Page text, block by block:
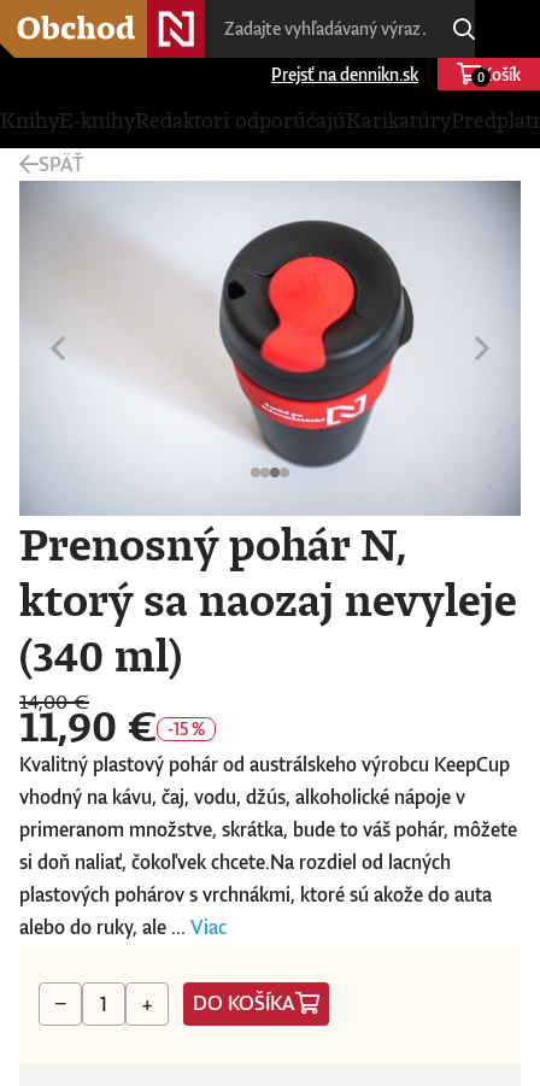
Prejsť na dennikn.sk Košík
0
KnihyE-knihyRedaktori odporúčajúKarikatúry
SPÄŤ
Prenosný pohár N,
ktorý sa naozaj nevyleje
(340 ml)
14,00 €
11,90 € -15 %
Kvalitný plastový pohár od austrálskeho výrobcu KeepCup
vhodný na kávu, čaj, vodu, džús, alkoholické nápoje v
primeranom množstve, skrátka, bude to váš pohár, môžete
si doň naliať, čokoľvek chcete.Na rozdiel od lacných
plastových pohárov s vrchnákmi, ktoré sú akože do auta
alebo do ruky, ale ... Viac
− + DO KOŠÍKA